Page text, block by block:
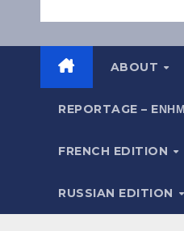
ABOUT
REPORTAGE –
FRENCH EDITION
RUSSIAN EDITION